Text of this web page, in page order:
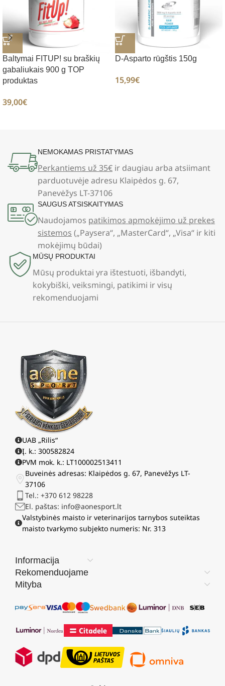
Baltymai FITUP! su braškių
gabaliukais 900 g TOP
produktas
39,00€
D-Asparto rūgštis 150g
15,99€
NEMOKAMAS PRISTATYMAS
Perkantiems už 35€ ir daugiau arba atsiimant
parduotuvėje adresu Klaipėdos g. 67,
Panevėžys LT-37106
SAUGUS ATSISKAITYMAS
Naudojamos patikimos apmokėjimo už prekes
sistemos („Paysera“, „MasterCard“, „Visa“ ir kiti
mokėjimų būdai)
MŪSŲ PRODUKTAI
Mūsų produktai yra ištestuoti, išbandyti,
kokybiški, veiksmingi, patikimi ir visų
rekomenduojami
UAB „Rilis“
Į. k.: 300582824
PVM mok. k.: LT100002513411
Buveinės adresas: Klaipėdos g. 67, Panevėžys LT-
37106
Tel.: +370 612 98228
El. paštas: info@aonesport.lt
Valstybinės maisto ir veterinarijos tarnybos suteiktas
maisto tvarkymo subjekto numeris: Nr. 313
Informacija
Rekomenduojame
Mityba